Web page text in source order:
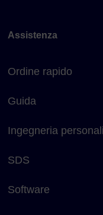
Assistenza
Ordine rapido
Guida
Ingegneria
SDS
Software